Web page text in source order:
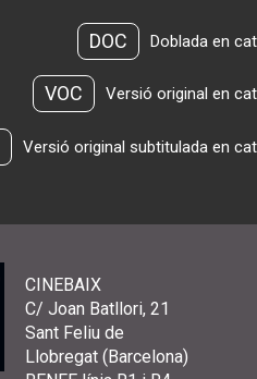
DOC Doblada en
VOC Versió original en
Versió original subtitulada en
CINEBAIX
C/ Joan Batllori, 21
Sant Feliu de
Llobregat (Barcelona)